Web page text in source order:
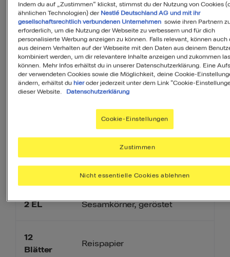
2Portionen
15g
1 Stück
2 EL
2 EL
12
Blätter
Frühlingszwiebel
Knoblauchzehe
Chiliflocken
MAGGI Honig Sesam Style
Würze
Sesamkörner, geröstet
Reispapier
Indem du auf „Zustimmen“ klickst, stimmst du der Nutzung von Cookies
ähnlichen Technologien) der Nestlé Deutschland AG und mit ihr
gesellschaftsrechtlich verbundenen Unternehmen sowie ihren Partnern
erforderlich, um die Nutzung der Webseite zu verbessern und für dich
personalisierte Werbung anzeigen zu können. Falls relevant, können auch
aus deinem Verhalten auf der Webseite mit den Daten aus deinem
kombiniert werden, um dir relevantere Inhalte anzeigen und zukommen
können. Mehr Infos erhältst du in unserer Datenschutzerklärung. Eine
der verwendeten Cookies sowie die Möglichkeit, deine Cookie-
ändern, erhältst du hieroder jederzeit unter dem Link "Cookie-
dieser Website.
Datenschutzerklärung
Cookie-Einstellungen
Nicht essentielle Cookies ablehnen
Zustimmen